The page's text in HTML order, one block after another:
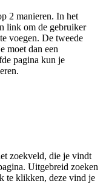
2 manieren. In het
link om de gebruiker
voegen. De tweede
moet dan een
pagina kun je
zoekveld, die je vindt
Uitgebreid zoeken
te klikken, deze vind je